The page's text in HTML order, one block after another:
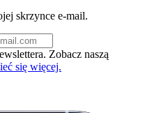
skrzynce e-mail.
Zobacz naszą
się więcej.